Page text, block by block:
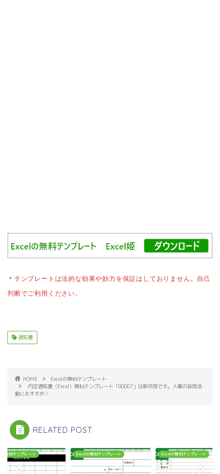
＊テンプレートは法的な効果や効力を保証はしておりません。自己
判断でご利用ください。
通知書
HOME
Excelの無料テンプレート
内定通知書（Excel）無料テンプレート「00007」は新卒用です。人事の採用活
動におすすめ！
RELATED POST
無料テンプレート Excelの無料テンプレート Excelの無料テンプレート